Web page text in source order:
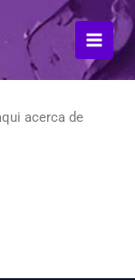
acerca de